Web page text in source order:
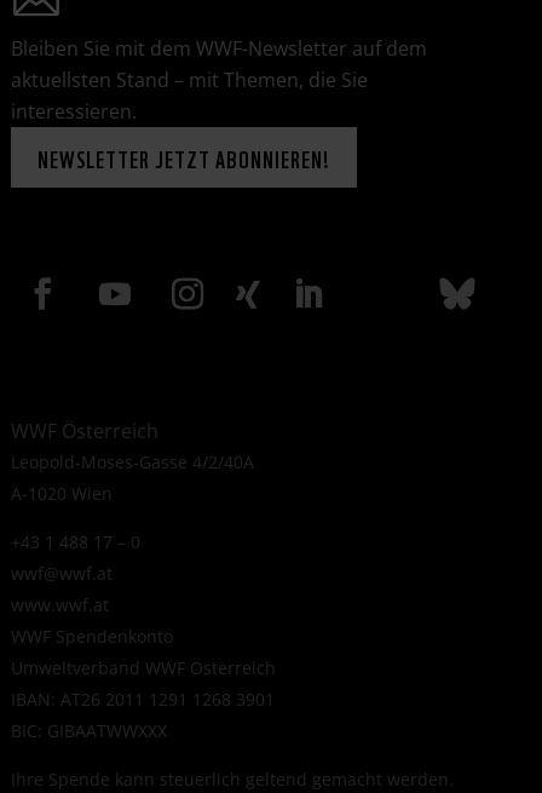
Bleiben Sie mit dem WWF-Newsletter auf dem
aktuellsten Stand – mit Themen, die Sie
interessieren.
NEWSLETTER JETZT ABONNIEREN!
WWF Österreich
Leopold-Moses-Gasse 4/2/40A
A-1020 Wien
+43 1 488 17 – 0
wwf@wwf.at
www.wwf.at
WWF Spendenkonto
Umweltverband WWF Österreich
IBAN: AT26 2011 1291 1268 3901
BIC: GIBAATWWXXX
Ihre Spende kann steuerlich geltend gemacht werden.